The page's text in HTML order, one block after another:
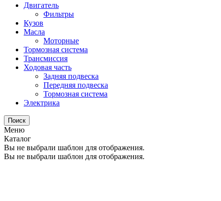
Двигатель
Фильтры
Кузов
Масла
Моторные
Тормозная система
Трансмиссия
Ходовая часть
Задняя подвеска
Передняя подвеска
Тормозная система
Электрика
Поиск
Меню
Каталог
Вы не выбрали шаблон для отображения.
Вы не выбрали шаблон для отображения.